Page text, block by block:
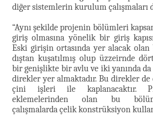
diğer sistemlerin kurulum çalışmaları
“Aynı şekilde projenin bölümleri
giriş olmasına yönelik bir giriş
Eski girişin ortasında yer alacak olan
dıştan kuşatılmış olup üzzeirnde
bir genişlikte bir avlu ve iki yanında
direkler yer almaktadır. Bu direkler
çini işleri ile kaplanacaktır.
eklemelerinden olan bu
çalışmalarda çelik konstrüksiyon